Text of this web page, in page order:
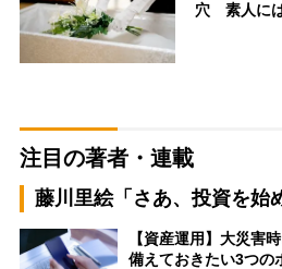
穴 素人に
注目の著者・連載
藤川里絵「さあ、投資を始
【資産運用】大災害
備えておきたい3つ